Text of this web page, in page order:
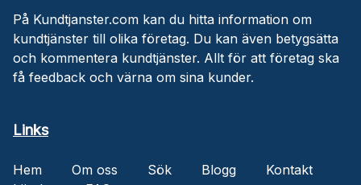
På Kundtjanster.com kan du hitta information om
kundtjänster till olika företag. Du kan även betygsätta
och kommentera kundtjänster. Allt för att företag ska
få feedback och värna om sina kunder.
Links
Hem Om oss Sök Blogg
Kontakt